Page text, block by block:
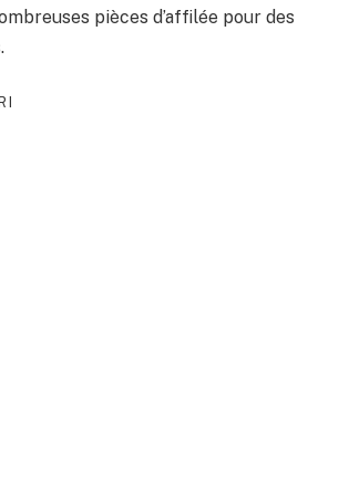
pièces d’affilée pour des